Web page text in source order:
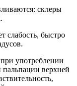
склеры
слабость, быстро
употреблении
верхней